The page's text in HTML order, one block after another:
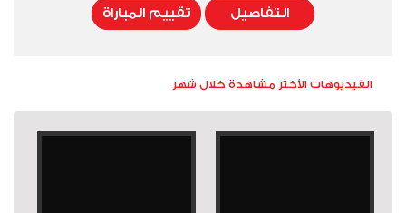
التفاصيل تقييم المباراة
الفيديوهات الأكثر مشاهدة خلال شهر